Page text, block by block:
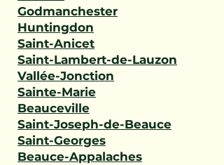
Godmanchester
Huntingdon
Saint-Anicet
Saint-Lambert-de-Lauzon
Vallée-Jonction
Sainte-Marie
Beauceville
Saint-Joseph-de-Beauce
Saint-Georges
Beauce-Appalaches